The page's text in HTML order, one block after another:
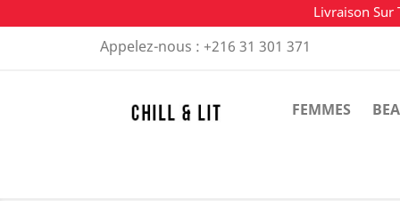
Livraison Sur
Appelez-nous : +216 31 301 371
FEMMES